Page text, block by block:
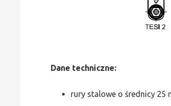
Dane techniczne:
rury stalowe o średnicy 25